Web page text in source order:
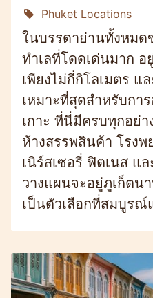
Phuket Locations
ในบรรดาย่านทั้งหมด
ทำเลที่โดดเด่นมาก อ
เพียงไม่กี่กิโลเมตร แ
เหมาะที่สุดสำหรับกา
เกาะ ที่นี่มีครบทุกอย่
ห้างสรรพสินค้า โรงพ
เนิร์สเซอรี่ ฟิตเนส แ
วางแผนจะอยู่ภูเก็ตน
เป็นตัวเลือกที่สมบูรณ์